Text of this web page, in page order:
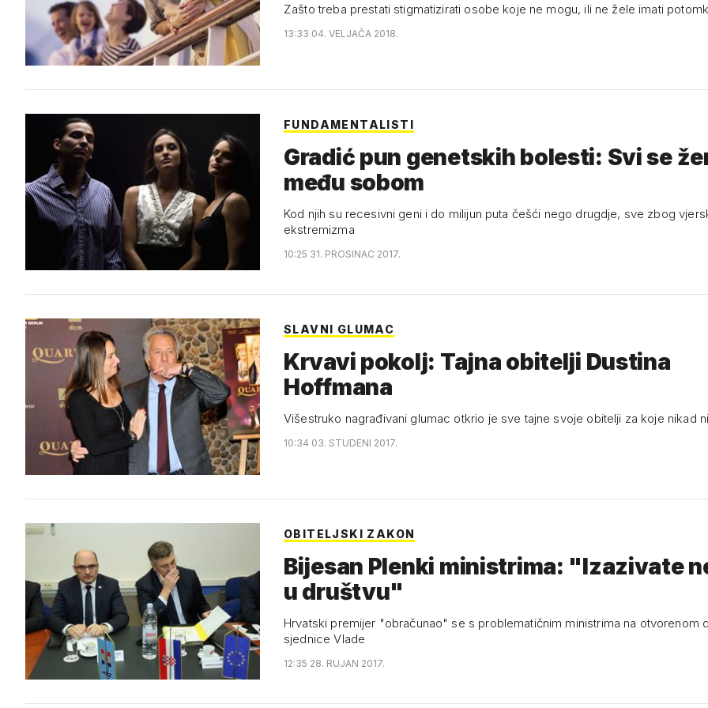
Zašto treba prestati stigmatizirati osobe koje ne mogu, ili ne žele imati
13:33 04. VELJAČA 2018.
FUNDAMENTALISTI
Gradić pun genetskih bolesti: Svi se
među sobom
Kod njih su recesivni geni i do milijun puta češći nego drugdje, sve zbog
ekstremizma
10:25 31. PROSINAC 2017.
SLAVNI GLUMAC
Krvavi pokolj: Tajna obitelji Dustina
Hoffmana
Višestruko nagrađivani glumac otkrio je sve tajne svoje obitelji za koje nikad
10:34 03. STUDENI 2017.
OBITELJSKI ZAKON
Bijesan Plenki ministrima: "Izazivate
u društvu"
Hrvatski premijer "obračunao" se s problematičnim ministrima na otvorenom
sjednice Vlade
12:35 28. RUJAN 2017.